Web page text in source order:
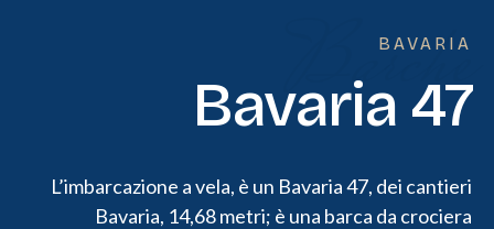
Barche
BAVARIA
Bavaria 47
L’imbarcazione a vela, è un Bavaria 47, dei cantieri
Bavaria, 14,68 metri; è una barca da crociera